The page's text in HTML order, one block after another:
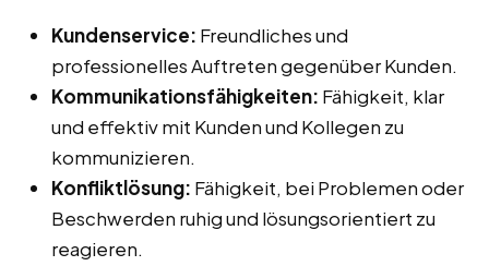
Kundenservice: Freundliches und
professionelles Auftreten gegenüber Kunden.
Kommunikationsfähigkeiten: Fähigkeit, klar
und effektiv mit Kunden und Kollegen zu
kommunizieren.
Konfliktlösung: Fähigkeit, bei Problemen oder
Beschwerden ruhig und lösungsorientiert zu
reagieren.